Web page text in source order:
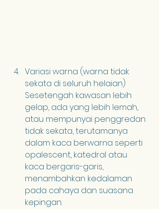
Variasi warna (warna tidak
sekata di seluruh helaian)
Sesetengah kawasan lebih
gelap, ada yang lebih lemah,
atau mempunyai penggredan
tidak sekata, terutamanya
dalam kaca berwarna seperti
opalescent, katedral atau
kaca bergaris-garis,
menambahkan kedalaman
pada cahaya dan suasana
kepingan.